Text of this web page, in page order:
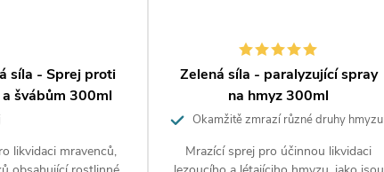
rozprašovače. Podle dávkování rozřeďte
Poté hotový roztok
síla - Sprej proti
švábům 300ml
likvidaci mravenců,
Zelená síla - paralyzující spray
na hmyz 300ml
Okamžitě zmrazí různé druhy hmyzu
Mrazící sprej pro účinnou likvidaci